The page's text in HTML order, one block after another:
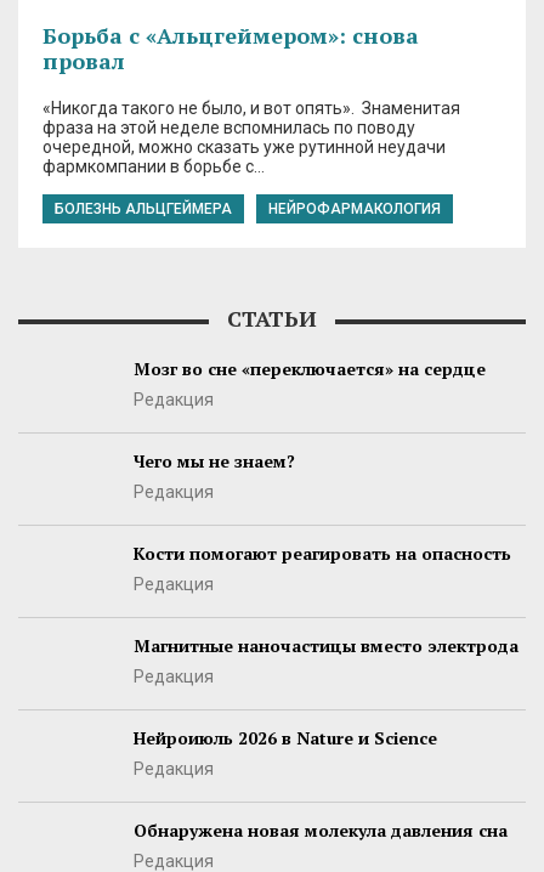
Борьба с «Альцгеймером»: снова
провал
«Никогда такого не было, и вот опять». Знаменитая
фраза на этой неделе вспомнилась по поводу
очередной, можно сказать уже рутинной неудачи
фармкомпании в борьбе с…
БОЛЕЗНЬ АЛЬЦГЕЙМЕРА НЕЙРОФАРМАКОЛОГИЯ
СТАТЬИ
Мозг во сне «переключается» на сердце
Редакция
Чего мы не знаем?
Редакция
Кости помогают реагировать на опасность
Редакция
Магнитные наночастицы вместо электрода
Редакция
Нейроиюль 2026 в Nature и Science
Редакция
Обнаружена новая молекула давления сна
Редакция